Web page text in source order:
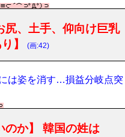
、土手、仰向け巨乳
】
(画:42)
は姿を消す…損益分岐点突
のか】 韓国の姓は